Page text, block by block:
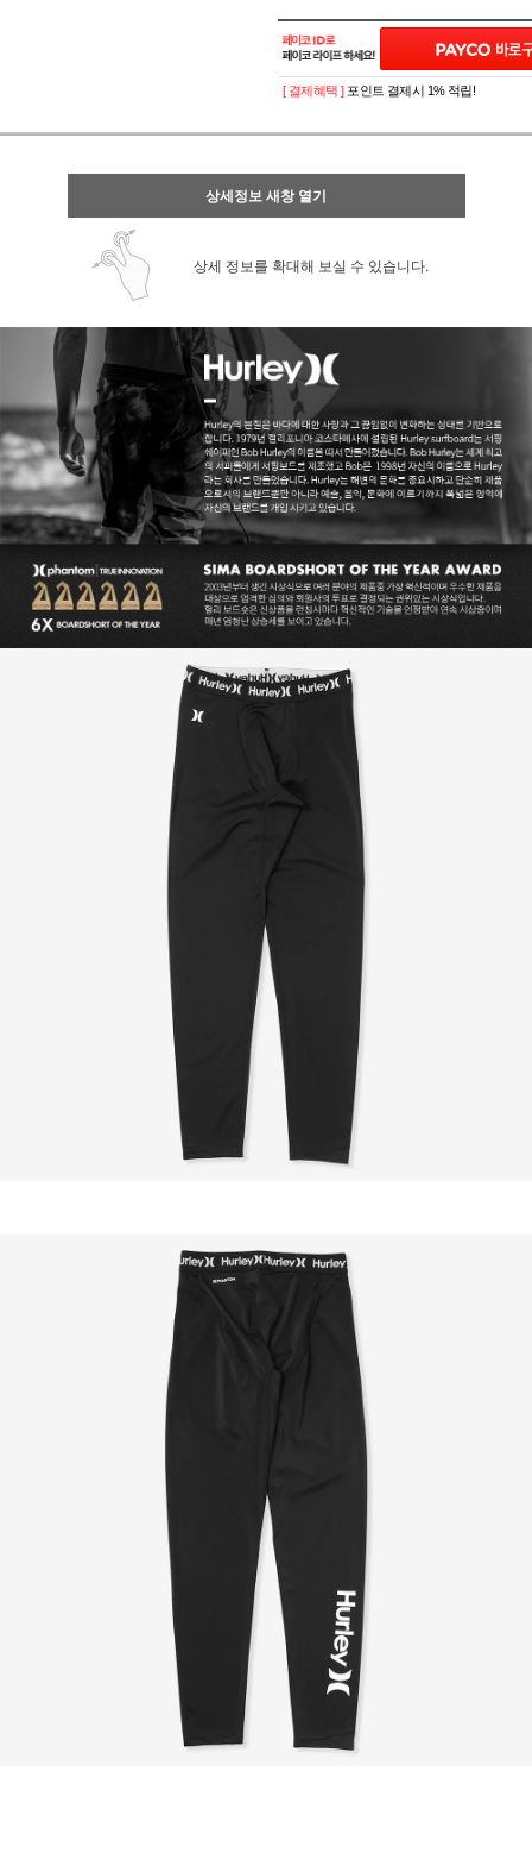
페이코 ID로 페
[ 결제혜택 ] 포인트 결제시 1% 적립!
상세정보 새창 열기
상세 정보를 확대해 보실 수 있습니다.